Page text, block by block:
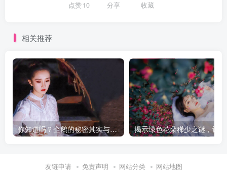
点赞10 分享 收藏
相关推荐
你知道吗？企鹅的秘密其实与这款产品息息相关
友链申请 免责声明 网站分类 网站地图